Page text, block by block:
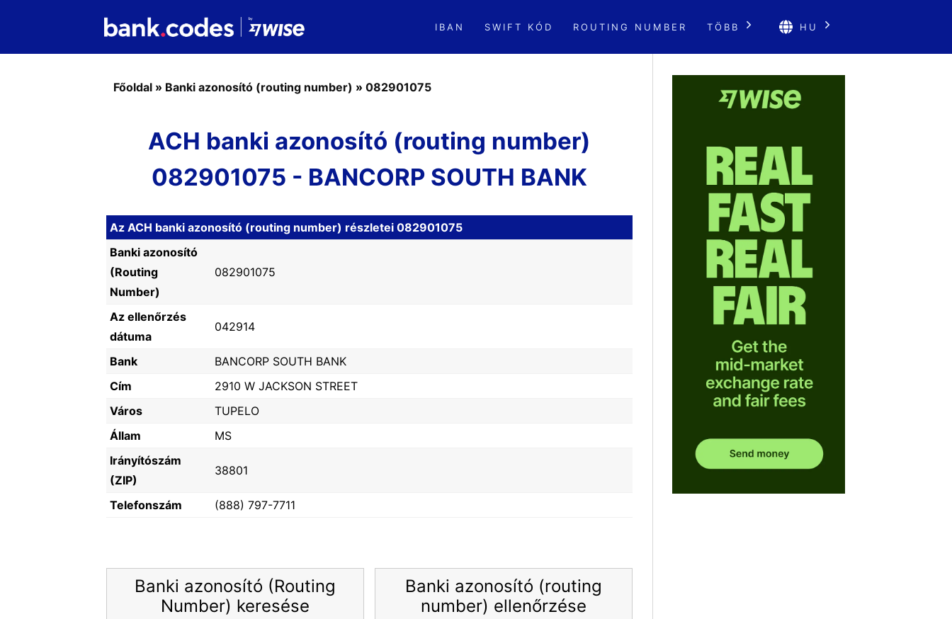
IBAN SWIFT KÓD ROUTING NUMBER TÖBB HU
Főoldal » Banki azonosító (routing number) » 082901075
ACH banki azonosító (routing number)
082901075 - BANCORP SOUTH BANK
Az ACH banki azonosító (routing number) részletei 082901075
Banki azonosító
(Routing
Number)
082901075
Az ellenőrzés
dátuma
042914
Bank
BANCORP SOUTH BANK
Cím
2910 W JACKSON STREET
Város
TUPELO
Állam
MS
Irányítószám
(ZIP)
38801
Telefonszám (888) 797-7711
Banki azonosító (Routing
Number) keresése
Banki azonosító (routing
number) ellenőrzése